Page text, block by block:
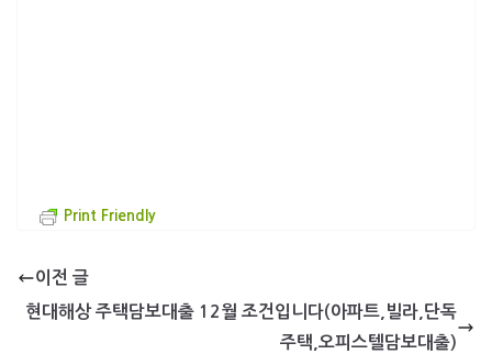
Print Friendly
이전 글
현대해상 주택담보대출 12월 조건입니다(아파트,빌라,단독
주택,오피스텔담보대출)